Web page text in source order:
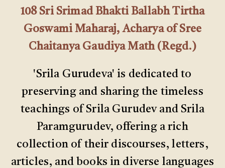
108 Sri Srimad Bhakti Ballabh Tirtha
Goswami Maharaj, Acharya of Sree
Chaitanya Gaudiya Math (Regd.)
'Srila Gurudeva' is dedicated to
preserving and sharing the timeless
teachings of Srila Gurudev and Srila
Paramgurudev, offering a rich
collection of their discourses, letters,
articles, and books in diverse languages